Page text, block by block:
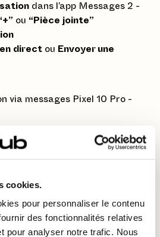
cookies.
pour personnaliser le contenu
des fonctionnalités relatives
pour analyser notre trafic. Nous
dans l’app Messages 2 -
ou “Pièce jointe”
direct ou Envoyer une
fluide en groupe
en déplacement